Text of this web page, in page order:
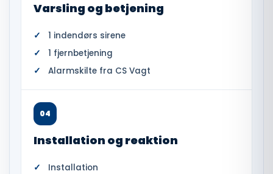
Varsling og betjening
1 indendørs sirene
1 fjernbetjening
Alarmskilte fra CS Vagt
04
Installation og reaktion
Installation